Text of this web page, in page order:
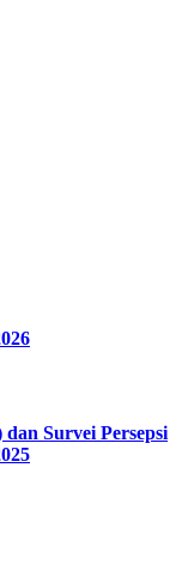
Survei Persepsi